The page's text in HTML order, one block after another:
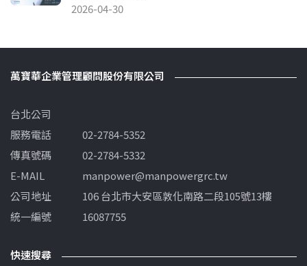
2026-04-30
萬寶華企業管理顧問股份有限公司
台北公司
服務電話
02-2784-5352
傳真號碼
02-2784-5332
E-MAIL
manpower@manpowergrc.tw
公司地址
106 台北市大安區敦化南路二段105號13樓
統一編號
16087755
快速搜尋